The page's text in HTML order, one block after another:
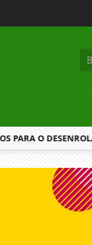
PARA O DESENROLA